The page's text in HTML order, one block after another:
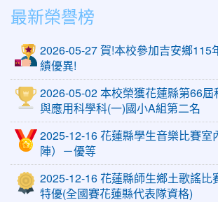
最新榮譽榜
2026-05-27 賀!本校參加吉安鄉115
績優異!
2026-05-02 本校榮獲花蓮縣第66
與應用科學科(一)國小A組第二名
2025-12-16 花蓮縣學生音樂比賽室
陣）－優等
2025-12-16 花蓮縣師生鄉土歌謠比
特優(全國賽花蓮縣代表隊資格)